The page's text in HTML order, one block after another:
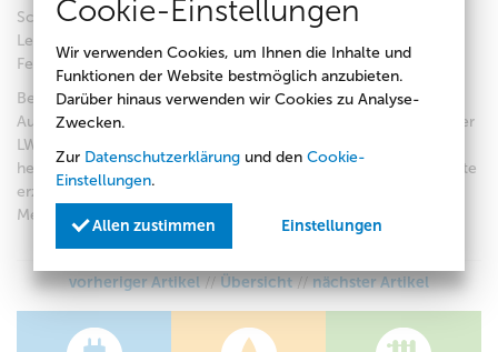
Schützlingen, denn Felix Schneider ist mit 94 Punkten
Lehrjahresbester im Kammerbezirk Cottbus dicht gefolgt von
Felix Scheppan mit 93 Punkten!!!
Beide absolvierten einen Teil ihrer dreieinhalb Jahre dauernden
Ausbildung zum Anlagenmechaniker im Ausbildungszentrum der
LWG - einem langjährigen Kooperationspartner, der für seine
hervorragende Arbeit bereits mehrfach bundesweit Spitzenwerte
erzielte. Felix Scheppan und Felix Schneider werden jetzt den
Meisterbereich Wärme verstärken.
vorheriger Artikel//Übersicht//nächster Artikel
Cookie-Einstellungen
Wir verwenden Cookies, um Ihnen die Inhalte und
Funktionen der Website bestmöglich anzubieten.
Darüber hinaus verwenden wir Cookies zu Analyse-
Zwecken.
Zur Datenschutzerklärung und den Cookie-
Einstellungen.
Allen zustimmen Einstellungen